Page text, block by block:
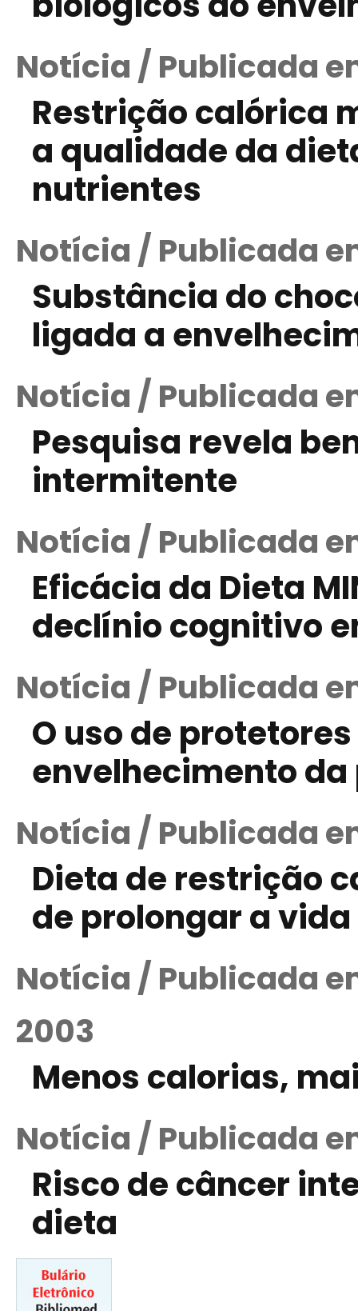
Notícia / Publicada
Restrição calórica
a qualidade da
nutrientes
Notícia / Publicada
Substância do
ligada a
Notícia / Publicada
Pesquisa revela
intermitente
Notícia / Publicada
Eficácia da Dieta
declínio cognitivo
Notícia / Publicada
O uso de
envelhecimento da
Notícia / Publicada
Dieta de restrição
de prolongar a
Notícia / Publicada
2003
Menos calorias,
Notícia / Publicada
Risco de câncer
dieta